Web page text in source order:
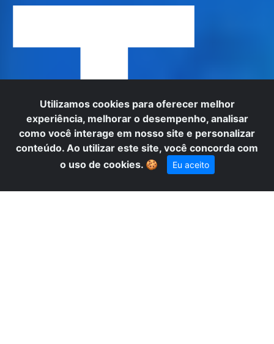
T
Utilizamos cookies para oferecer melhor
experiência, melhorar o desempenho, analisar
como você interage em nosso site e personalizar
conteúdo. Ao utilizar este site, você concorda com
o uso de cookies. 🍪 Eu aceito